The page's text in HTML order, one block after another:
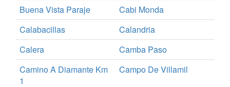
Buena Vista Paraje
Cabi Monda
Calabacillas
Calandria
Calera
Camba Paso
Camino A Diamante Km
1
Campo De Villamil